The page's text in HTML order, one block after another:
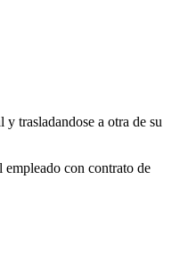
trasladandose a otra de su
empleado con contrato de